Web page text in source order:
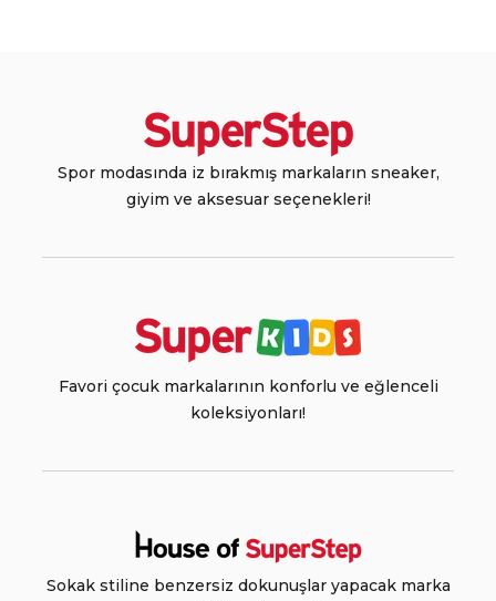
Spor modasında iz bırakmış markaların sneaker,
giyim ve aksesuar seçenekleri!
Favori çocuk markalarının konforlu ve eğlenceli
koleksiyonları!
Sokak stiline benzersiz dokunuşlar yapacak marka